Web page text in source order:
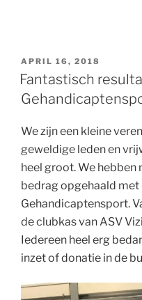
GEPLAATST
OP
APRIL 16, 2018
Fantastisch
We zijn een kleine
geweldige leden en
heel groot. We hebben
bedrag opgehaald
Gehandicaptensport.
de clubkas van ASV
Iedereen heel erg
inzet of donatie in de